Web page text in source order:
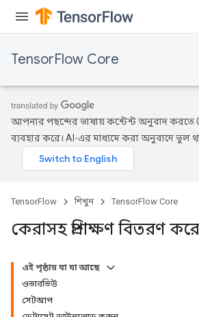
TensorFlow Core
আপনার পছন্দের ভাষায় কন্টেন্ট অনুবাদ করতে
ব্যবহার করে। AI-এর মাধ্যমে করা অনুবাদে ভুল
TensorFlow শিখুন TensorFlow Core
কেরাসহ প্রশিক্ষণ বিতরণ
এই পৃষ্ঠায় যা যা আছে
ওভারভিউ
সেটআপ